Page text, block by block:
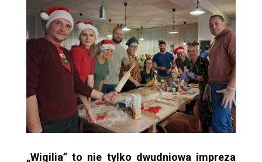
„Wigilia” to nie tylko dwudniowa impreza